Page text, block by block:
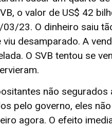
o valor de US$ 42
03/23. O dinheiro saiu
desamparado. A
O SVB tentou se
não segurados
pelo governo, eles
agora. O efeito